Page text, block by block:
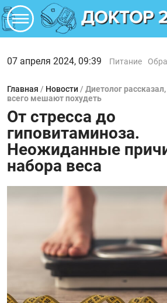
07 апреля 2024, 09:39 Питание
Главная / Новости / Диетолог
всего мешают похудеть
От стресса до
гиповитаминоза.
Неожиданные
набора веса